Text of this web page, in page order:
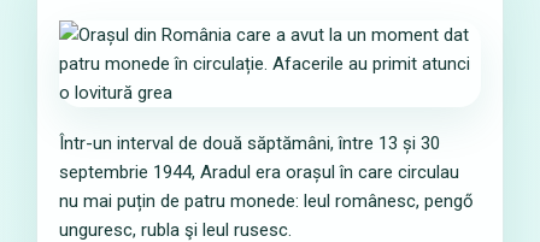
Într-un interval de două săptămâni, între 13 și 30
septembrie 1944, Aradul era orașul în care circulau
nu mai puțin de patru monede: leul românesc, pengő
unguresc, rubla şi leul rusesc.